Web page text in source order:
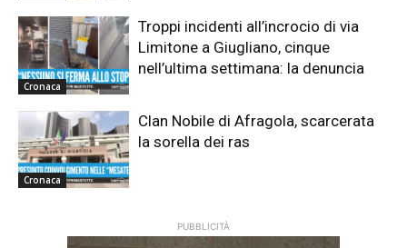
Cronaca
Troppi incidenti all’incrocio di via
Limitone a Giugliano, cinque
nell’ultima settimana: la denuncia
Cronaca
Clan Nobile di Afragola, scarcerata
la sorella dei ras
PUBBLICITÀ